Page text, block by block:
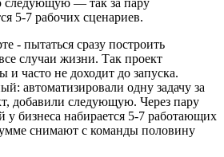
следующую — так за пару
5-7 рабочих сценариев.
- пытаться сразу построить
случаи жизни. Так проект
и часто не доходит до запуска.
автоматизировали одну задачу за
добавили следующую. Через пару
у бизнеса набирается 5-7 работающих
снимают с команды половину